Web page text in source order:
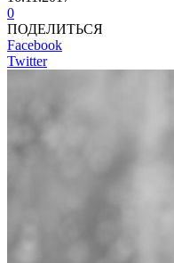
0
ПОДЕЛИТЬСЯ
Facebook
Twitter